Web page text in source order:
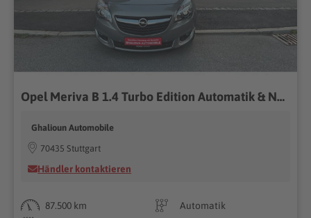
Opel Meriva B 1.4 Turbo Edition Automatik & Navi
Ghalioun Automobile
70435 Stuttgart
Händler kontaktieren
87.500 km
Automatik